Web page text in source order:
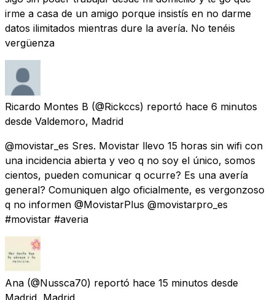
irme a casa de un amigo porque insistís en no darme
datos ilimitados mientras dure la avería. No tenéis
vergüenza
Ricardo Montes B (@Rickccs) reportó hace 6 minutos
desde Valdemoro, Madrid
@movistar_es Sres. Movistar llevo 15 horas sin wifi con
una incidencia abierta y veo q no soy el único, somos
cientos, pueden comunicar q ocurre? Es una avería
general? Comuniquen algo oficialmente, es vergonzoso
q no informen @MovistarPlus @movistarpro_es
#movistar #averia
Ana (@Nussca70) reportó hace 15 minutos desde
Madrid, Madrid